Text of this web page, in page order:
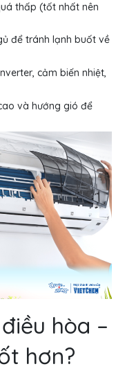
thấp (tốt nhất nên
để tránh lạnh buốt về
cảm biến nhiệt,
và hướng gió để
hòa –
hơn?